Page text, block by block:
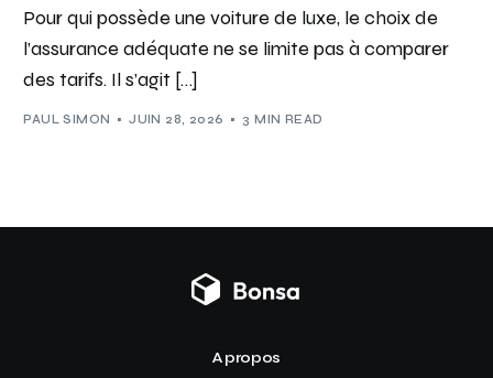
Pour qui possède une voiture de luxe, le choix de
l’assurance adéquate ne se limite pas à comparer
des tarifs. Il s’agit […]
PAUL SIMON JUIN 28, 2026 3 MIN READ
A propos